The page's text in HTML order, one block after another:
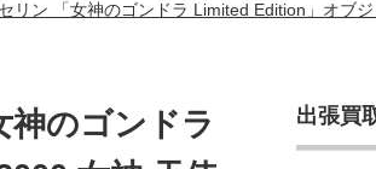
リン 「女神のゴンドラ Limited Edition」オブ
神のゴンドラ
出張買